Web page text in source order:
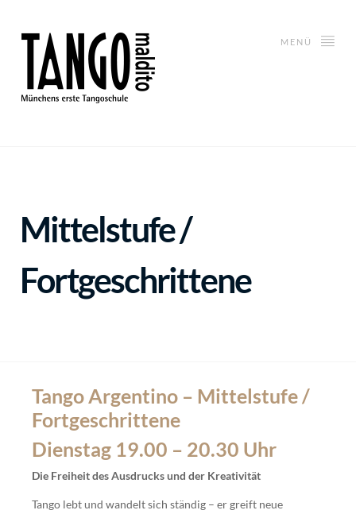
MENÜ
Mittelstufe /
Fortgeschrittene
Tango Argentino – Mittelstufe /
Fortgeschrittene
Dienstag 19.00 – 20.30 Uhr
Die Freiheit des Ausdrucks und der Kreativität
Tango lebt und wandelt sich ständig – er greift neue